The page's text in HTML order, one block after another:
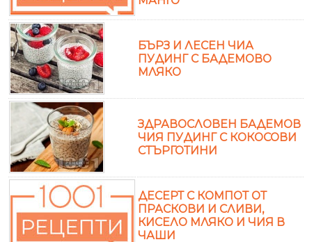
БЪРЗ И ЛЕСЕН ЧИА
ПУДИНГ С БАДЕМОВО
МЛЯКО
ЗДРАВОСЛОВЕН БАДЕМОВ
ЧИЯ ПУДИНГ С КОКОСОВИ
СТЪРГОТИНИ
ДЕСЕРТ С КОМПОТ ОТ
ПРАСКОВИ И СЛИВИ,
КИСЕЛО МЛЯКО И ЧИЯ В
ЧАШИ